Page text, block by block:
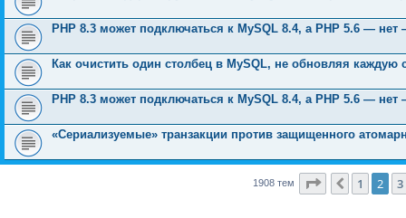
PHP 8.3 может подключаться к MySQL 8.4, а PHP 5.6 —
Как очистить один столбец в MySQL, не обновляя каждую
PHP 8.3 может подключаться к MySQL 8.4, а PHP 5.6 —
«Сериализуемые» транзакции против защищенного
1908 тем Страница
Пред.
1 2 3